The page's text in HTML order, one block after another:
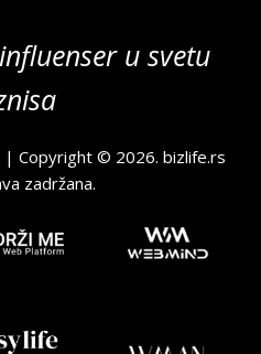
u svetu
| Copyright © 2026.bizlife.rs
zadržana.